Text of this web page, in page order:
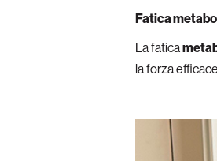
Fatica
La fatica
la forza